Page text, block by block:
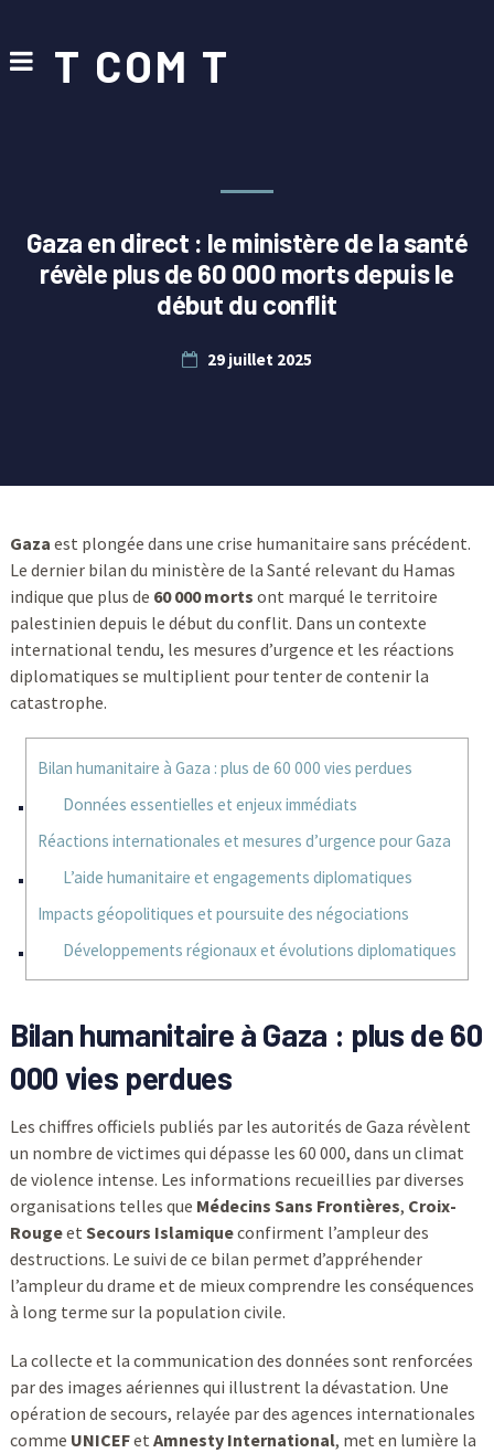
T COM T
Gaza en direct : le ministère de la santé
révèle plus de 60 000 morts depuis le
début du conflit
29 juillet 2025
Gaza est plongée dans une crise humanitaire sans précédent.
Le dernier bilan du ministère de la Santé relevant du Hamas
indique que plus de 60 000 morts ont marqué le territoire
palestinien depuis le début du conflit. Dans un contexte
international tendu, les mesures d’urgence et les réactions
diplomatiques se multiplient pour tenter de contenir la
catastrophe.
Bilan humanitaire à Gaza : plus de 60 000 vies perdues
Données essentielles et enjeux immédiats
Réactions internationales et mesures d’urgence pour Gaza
L’aide humanitaire et engagements diplomatiques
Impacts géopolitiques et poursuite des négociations
Développements régionaux et évolutions diplomatiques
Bilan humanitaire à Gaza : plus de 60
000 vies perdues
Les chiffres officiels publiés par les autorités de Gaza révèlent
un nombre de victimes qui dépasse les 60 000, dans un climat
de violence intense. Les informations recueillies par diverses
organisations telles que Médecins Sans Frontières, Croix-
Rougeet Secours Islamiqueconfirment l’ampleur des
destructions. Le suivi de ce bilan permet d’appréhender
l’ampleur du drame et de mieux comprendre les conséquences
à long terme sur la population civile.
La collecte et la communication des données sont renforcées
par des images aériennes qui illustrent la dévastation. Une
opération de secours, relayée par des agences internationales
comme UNICEFet Amnesty International, met en lumière la